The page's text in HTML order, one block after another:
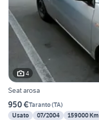
4
Seat arosa
950 €Taranto(TA)
Usato
07/2004 159000 Km